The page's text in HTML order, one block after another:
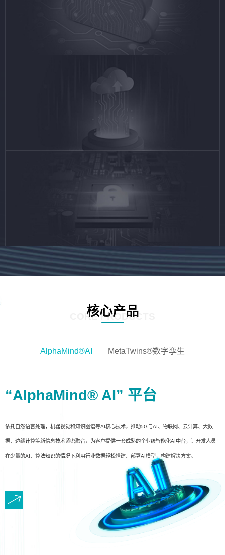
核心产品
CORE PRODUCTS
AlphaMind®AI MetaTwins®数字孪生
“AlphaMind® AI” 平台
依托自然语言处理，机器视觉和知识图谱等AI核心技术，推动5G与AI、物联网、云计算、大数
据、边缘计算等新信息技术紧密融合，为客户提供一套成熟的企业级智能化AI中台，让开发人员
在少量的AI、算法知识的情况下利用行业数据轻松搭建、部署AI模型，构建解决方案。